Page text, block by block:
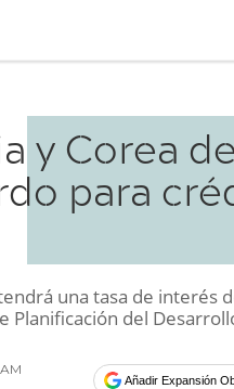
y Corea
para
una tasa de interés
Planificación del
Añadir Expansión